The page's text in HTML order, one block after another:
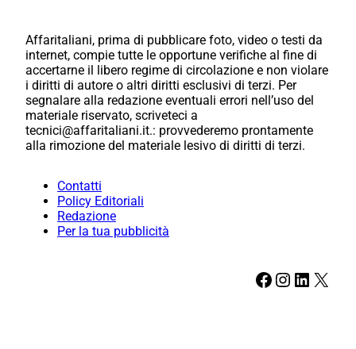
Affaritaliani, prima di pubblicare foto, video o testi da
internet, compie tutte le opportune verifiche al fine di
accertarne il libero regime di circolazione e non violare
i diritti di autore o altri diritti esclusivi di terzi. Per
segnalare alla redazione eventuali errori nell’uso del
materiale riservato, scriveteci a
tecnici@affaritaliani.it.: provvederemo prontamente
alla rimozione del materiale lesivo di diritti di terzi.
Contatti
Policy Editoriali
Redazione
Per la tua pubblicità
Facebook Instagram LinkedIn X